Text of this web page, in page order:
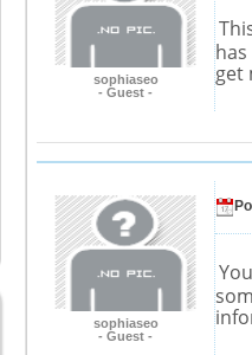
sophiaseo
- Guest -
get
sophiaseo
- Guest -